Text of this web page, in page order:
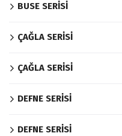
BUSE SERİSİ
ÇAĞLA SERİSİ
ÇAĞLA SERİSİ
DEFNE SERİSİ
DEFNE SERİSİ